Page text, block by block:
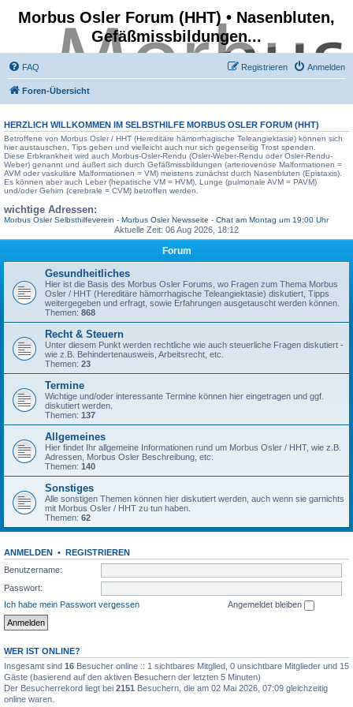
Morbus Osler Forum (HHT) • Nasenbluten,
Gefäßmissbildungen...
FAQ Anmelden
Registrieren
Foren-Übersicht
HERZLICH WILLKOMMEN IM SELBSTHILFE MORBUS OSLER FORUM (HHT)
Betroffene von Morbus Osler / HHT (Hereditäre hämorrhagische Teleangiektasie) können sich
hier austauschen, Tips geben und vielleicht auch nur sich gegenseitig Trost spenden.
Diese Erbkrankheit wird auch Morbus-Osler-Rendu (Osler-Weber-Rendu oder Osler-Rendu-
Weber) genannt und äußert sich durch Gefäßmissbildungen (arteriovenöse Malformationen =
AVM oder vaskuläre Malformationen = VM) meistens zunächst durch Nasenbluten (Epistaxis).
Es können aber auch Leber (hepatische VM = HVM), Lunge (pulmonale AVM = PAVM)
und/oder Gehirn (cerebrale = CVM) betroffen werden.
wichtige Adressen:
Morbus Osler Selbsthilfeverein - Morbus Osler Newsseite - Chat am Montag um 19:00 Uhr
Aktuelle Zeit: 06 Aug 2026, 18:12
Forum
Gesundheitliches
Hier ist die Basis des Morbus Osler Forums, wo Fragen zum Thema Morbus
Osler / HHT (Hereditäre hämorrhagische Teleangiektasie) diskutiert, Tipps
weitergegeben und erfragt, sowie Erfahrungen ausgetauscht werden können.
Themen: 868
Recht & Steuern
Unter diesem Punkt werden rechtliche wie auch steuerliche Fragen diskutiert -
wie z.B. Behindertenausweis, Arbeitsrecht, etc.
Themen: 23
Termine
Wichtige und/oder interessante Termine können hier eingetragen und ggf.
diskutiert werden.
Themen: 137
Allgemeines
Hier findet Ihr allgemeine Informationen rund um Morbus Osler / HHT, wie z.B.
Adressen, Morbus Osler Beschreibung, etc.
Themen: 140
Sonstiges
Alle sonstigen Themen können hier diskutiert werden, auch wenn sie garnichts
mit Morbus Osler / HHT zu tun haben.
Themen: 62
ANMELDEN • REGISTRIEREN
Benutzername:
Passwort:
Ich habe mein Passwort vergessen
Angemeldet bleiben
WER IST ONLINE?
Insgesamt sind 16 Besucher online :: 1 sichtbares Mitglied, 0 unsichtbare Mitglieder und 15
Gäste (basierend auf den aktiven Besuchern der letzten 5 Minuten)
Der Besucherrekord liegt bei 2151 Besuchern, die am 02 Mai 2026, 07:09 gleichzeitig
online waren.